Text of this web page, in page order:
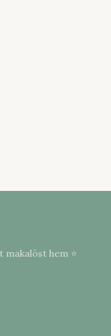
hem ⭐